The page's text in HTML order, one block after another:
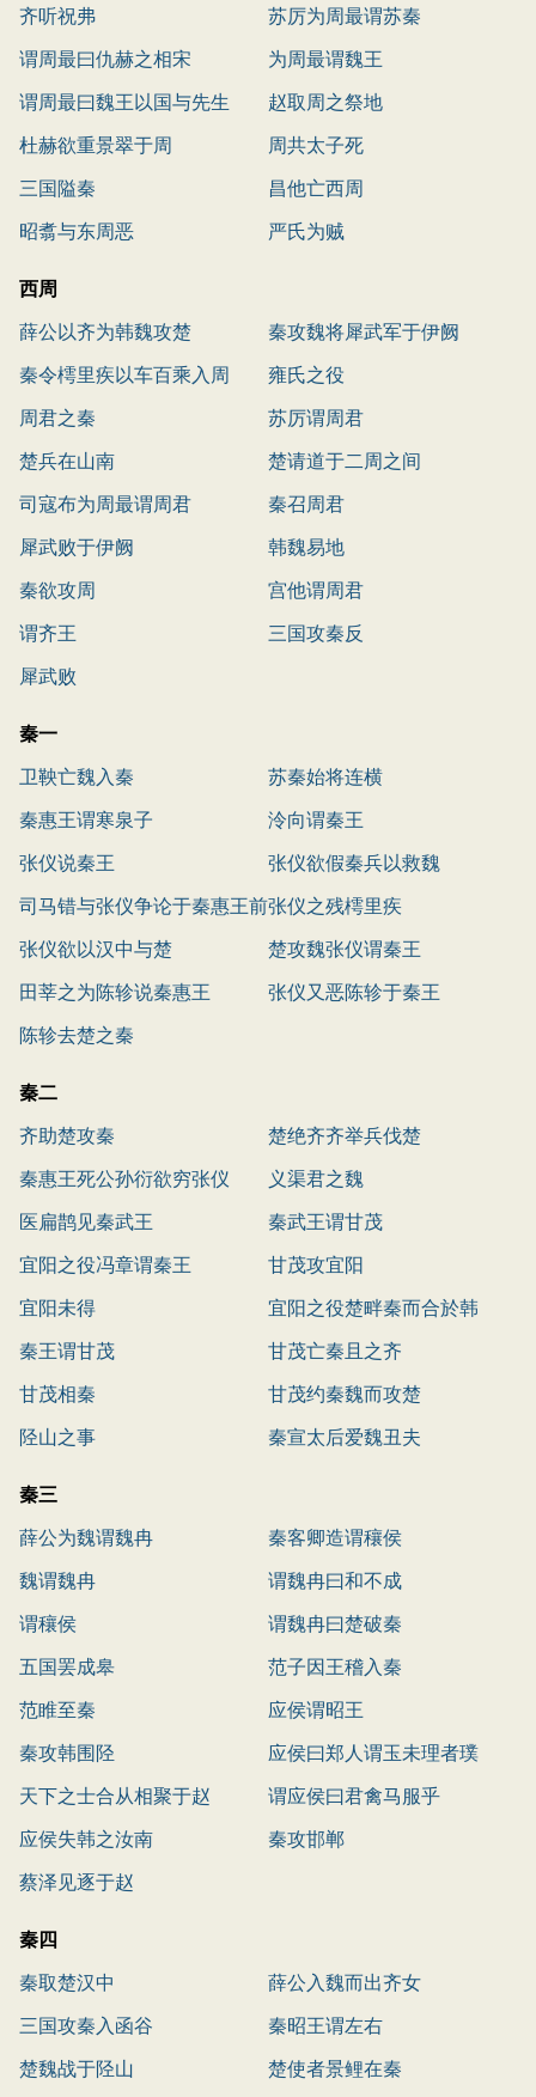
齐听祝弗
苏厉为周最谓苏秦
谓周最曰仇赫之相宋
为周最谓魏王
谓周最曰魏王以国与先生
赵取周之祭地
杜赫欲重景翠于周
周共太子死
三国隘秦
昌他亡西周
昭翥与东周恶
严氏为贼
西周
薛公以齐为韩魏攻楚
秦攻魏将犀武军于伊阙
秦令樗里疾以车百乘入周
雍氏之役
周君之秦
苏厉谓周君
楚兵在山南
楚请道于二周之间
司寇布为周最谓周君
秦召周君
犀武败于伊阙
韩魏易地
秦欲攻周
宫他谓周君
谓齐王
三国攻秦反
犀武败
秦一
卫鞅亡魏入秦
苏秦始将连横
秦惠王谓寒泉子
泠向谓秦王
张仪说秦王
张仪欲假秦兵以救魏
司马错与张仪争论于秦惠王前张仪之残樗里疾
张仪欲以汉中与楚
楚攻魏张仪谓秦王
田莘之为陈轸说秦惠王
张仪又恶陈轸于秦王
陈轸去楚之秦
秦二
齐助楚攻秦
楚绝齐齐举兵伐楚
秦惠王死公孙衍欲穷张仪
义渠君之魏
医扁鹊见秦武王
秦武王谓甘茂
宜阳之役冯章谓秦王
甘茂攻宜阳
宜阳未得
宜阳之役楚畔秦而合於韩
秦王谓甘茂
甘茂亡秦且之齐
甘茂相秦
甘茂约秦魏而攻楚
陉山之事
秦宣太后爱魏丑夫
秦三
薛公为魏谓魏冉
秦客卿造谓穰侯
魏谓魏冉
谓魏冉曰和不成
谓穰侯
谓魏冉曰楚破秦
五国罢成皋
范子因王稽入秦
范睢至秦
应侯谓昭王
秦攻韩围陉
应侯曰郑人谓玉未理者璞
天下之士合从相聚于赵
谓应侯曰君禽马服乎
应侯失韩之汝南
秦攻邯郸
蔡泽见逐于赵
秦四
秦取楚汉中
薛公入魏而出齐女
三国攻秦入函谷
秦昭王谓左右
楚魏战于陉山
楚使者景鲤在秦